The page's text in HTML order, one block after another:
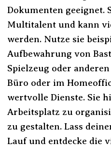
Dokumenten geeignet.
Multitalent und kann
werden. Nutze sie
Aufbewahrung von
Spielzeug oder
Büro oder im
wertvolle Dienste. Sie
Arbeitsplatz zu
zu gestalten. Lass
Lauf und entdecke die